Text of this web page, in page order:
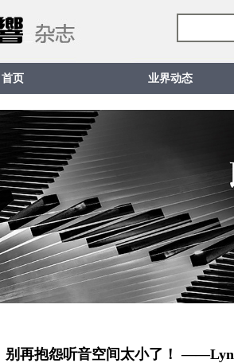
首页 业界动态
别再抱怨听音空间太小了！